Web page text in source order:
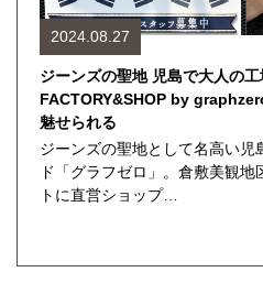
2024.08.27
ジーンズの聖地 児島で大人の
FACTORY&SHOP by
魅せられる
ジーンズの聖地として名高い児
ド「グラフゼロ」。倉敷美観
トに直営ショップ…